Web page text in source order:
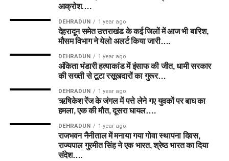
आक्रोश….
DEHRADUN 1 year ago
देहरादून समेत उत्तराखंड के कई जिलों में आज भी बारिश,
मौसम विभाग ने येलो अलर्ट किया जारी….
DEHRADUN 1 year ago
अंकिता भंडारी हत्याकांड में इंसाफ की जीत, धामी सरकार
की सख्ती से टूटा रसूखदारों का गुरूर…
DEHRADUN 1 year ago
ऋषिकेश रेंज के जंगल में पत्ते लेने गए युवकों पर बाघ का
हमला, एक की मौत, दूसरा घायल….
DEHRADUN 1 year ago
राजभवन नैनीताल में मनाया गया गोवा स्थापना दिवस,
राज्यपाल गुरमीत सिंह ने एक भारत, श्रेष्ठ भारत का दिया
संदेश….